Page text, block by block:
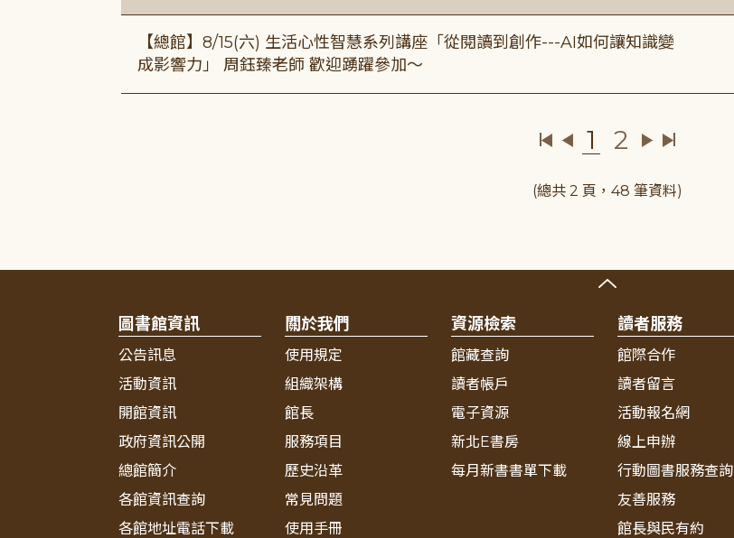
【總館】8/15(六) 生活心性智慧系列講座「從閱讀到創作---AI如何讓知識變
成影響力」 周鈺臻老師 歡迎踴躍參加～
1 2
(總共 2 頁，48 筆資料)
圖書館資訊
公告訊息
活動資訊
開館資訊
政府資訊公開
總館簡介
各館資訊查詢
各館地址電話下載
關於我們
使用規定
組織架構
館長
服務項目
歷史沿革
常見問題
使用手冊
資源檢索
館藏查詢
讀者帳戶
電子資源
新北E書房
每月新書書單下載
讀者服務
館際合作
讀者留言
活動報名網
線上申辦
行動圖書服務查詢
友善服務
館長與民有約